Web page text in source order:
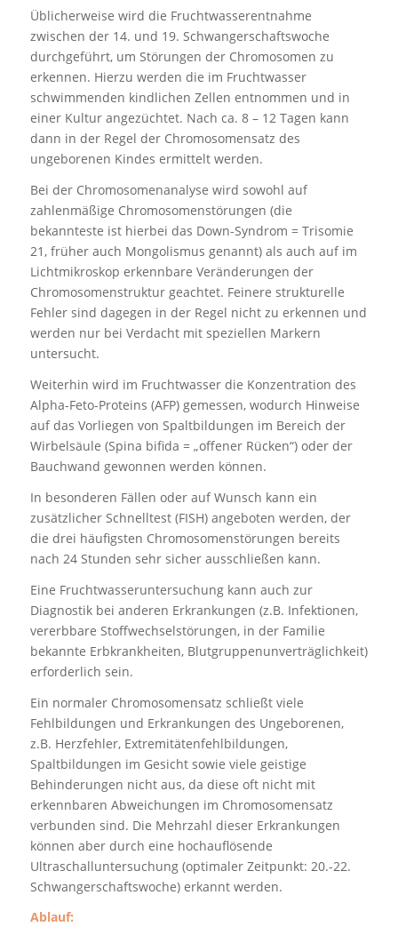
Üblicherweise wird die Fruchtwasserentnahme
zwischen der 14. und 19. Schwangerschaftswoche
durchgeführt, um Störungen der Chromosomen zu
erkennen. Hierzu werden die im Fruchtwasser
schwimmenden kindlichen Zellen entnommen und in
einer Kultur angezüchtet. Nach ca. 8 – 12 Tagen kann
dann in der Regel der Chromosomensatz des
ungeborenen Kindes ermittelt werden.
Bei der Chromosomenanalyse wird sowohl auf
zahlenmäßige Chromosomenstörungen (die
bekannteste ist hierbei das Down-Syndrom = Trisomie
21, früher auch Mongolismus genannt) als auch auf im
Lichtmikroskop erkennbare Veränderungen der
Chromosomenstruktur geachtet. Feinere strukturelle
Fehler sind dagegen in der Regel nicht zu erkennen und
werden nur bei Verdacht mit speziellen Markern
untersucht.
Weiterhin wird im Fruchtwasser die Konzentration des
Alpha-Feto-Proteins (AFP) gemessen, wodurch Hinweise
auf das Vorliegen von Spaltbildungen im Bereich der
Wirbelsäule (Spina bifida = „offener Rücken“) oder der
Bauchwand gewonnen werden können.
In besonderen Fällen oder auf Wunsch kann ein
zusätzlicher Schnelltest (FISH) angeboten werden, der
die drei häufigsten Chromosomenstörungen bereits
nach 24 Stunden sehr sicher ausschließen kann.
Eine Fruchtwasseruntersuchung kann auch zur
Diagnostik bei anderen Erkrankungen (z.B. Infektionen,
vererbbare Stoffwechselstörungen, in der Familie
bekannte Erbkrankheiten, Blutgruppenunverträglichkeit)
erforderlich sein.
Ein normaler Chromosomensatz schließt viele
Fehlbildungen und Erkrankungen des Ungeborenen,
z.B. Herzfehler, Extremitätenfehlbildungen,
Spaltbildungen im Gesicht sowie viele geistige
Behinderungen nicht aus, da diese oft nicht mit
erkennbaren Abweichungen im Chromosomensatz
verbunden sind. Die Mehrzahl dieser Erkrankungen
können aber durch eine hochauflösende
Ultraschalluntersuchung (optimaler Zeitpunkt: 20.-22.
Schwangerschaftswoche) erkannt werden.
Ablauf: